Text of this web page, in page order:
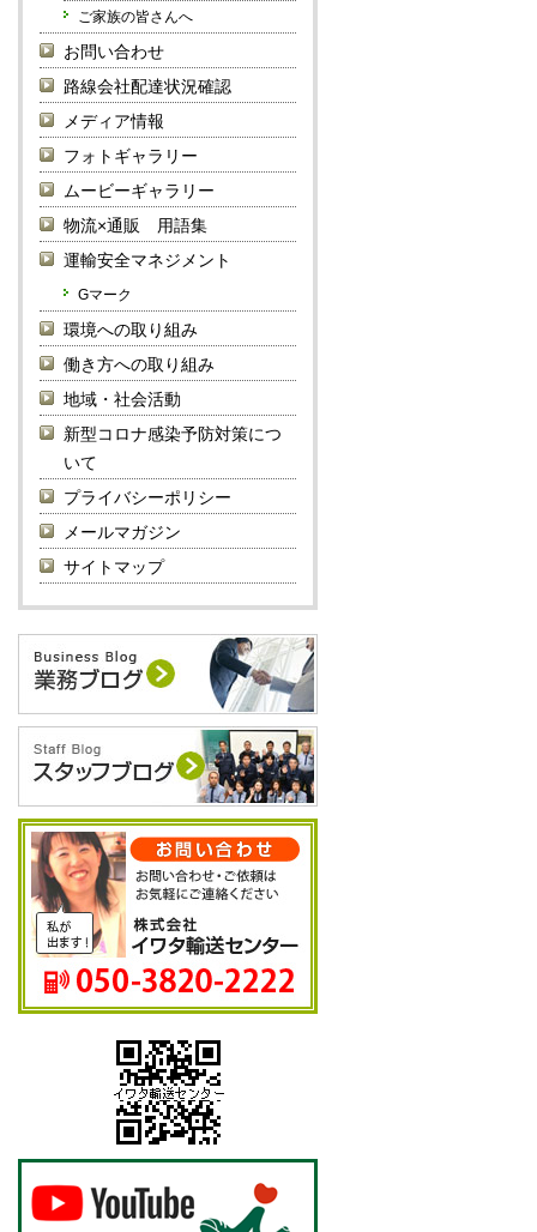
ご家族の皆さんへ
お問い合わせ
路線会社配達状況確認
メディア情報
フォトギャラリー
ムービーギャラリー
物流×通販 用語集
運輸安全マネジメント
Gマーク
環境への取り組み
働き方への取り組み
地域・社会活動
新型コロナ感染予防対策につ
いて
プライバシーポリシー
メールマガジン
サイトマップ